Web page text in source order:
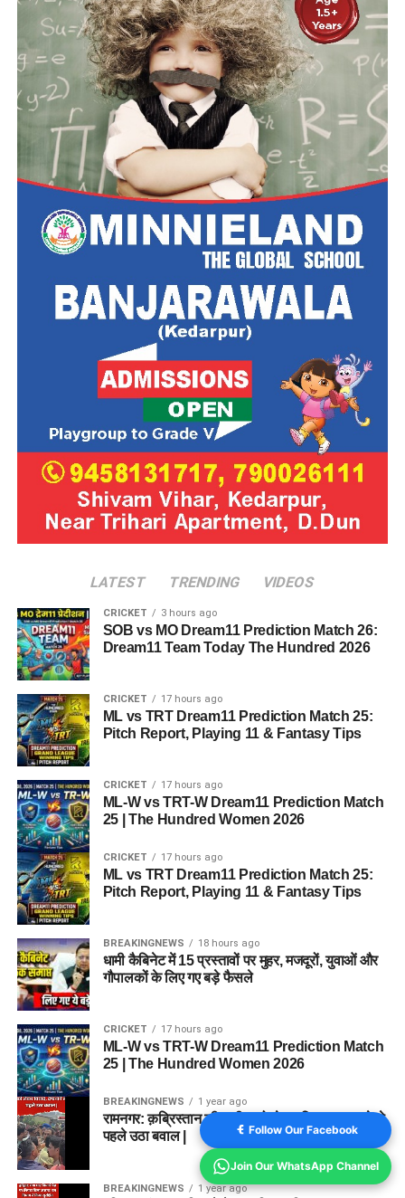
LATEST TRENDING VIDEOS
CRICKET 3 hours ago
SOB vs MO Dream11 Prediction Match 26:
Dream11 Team Today The Hundred 2026
CRICKET 17 hours ago
ML vs TRT Dream11 Prediction Match 25:
Pitch Report, Playing 11 & Fantasy Tips
CRICKET 17 hours ago
ML-W vs TRT-W Dream11 Prediction Match
25 | The Hundred Women 2026
CRICKET 17 hours ago
ML vs TRT Dream11 Prediction Match 25:
Pitch Report, Playing 11 & Fantasy Tips
BREAKINGNEWS 18 hours ago
धामी कैबिनेट में 15 प्रस्तावों पर मुहर, मजदूरों, युवाओं और
गौपालकों के लिए गए बड़े फैसले
CRICKET 17 hours ago
ML-W vs TRT-W Dream11 Prediction Match
25 | The Hundred Women 2026
BREAKINGNEWS 1 year ago
रामनगर: क़ब्रिस्तान की ज़मीन को लेकर विवाद, दफनाने से
पहले उठा बवाल |
BREAKINGNEWS 1 year ago
Follow Our Facebook
Join Our WhatsApp Channel